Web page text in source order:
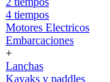
4 tiempos
Motores Electricos
Embarcaciones
+
Lanchas
Kayaks y paddles